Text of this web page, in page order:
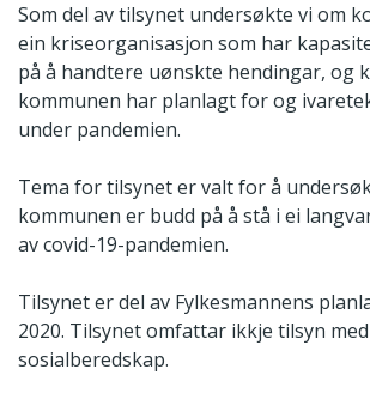
Som del av tilsynet undersøkte vi om
ein kriseorganisasjon som har
på å handtere uønskte hendingar, og
kommunen har planlagt for og
under pandemien.
Tema for tilsynet er valt for å
kommunen er budd på å stå i ei
av covid-19-pandemien.
Tilsynet er del av Fylkesmannens
2020. Tilsynet omfattar ikkje tilsyn med
sosialberedskap.